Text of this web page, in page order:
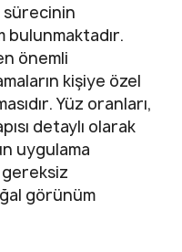
sürecinin
bulunmaktadır.
önemli
kişiye özel
Yüz oranları,
detaylı olarak
uygulama
görünüm